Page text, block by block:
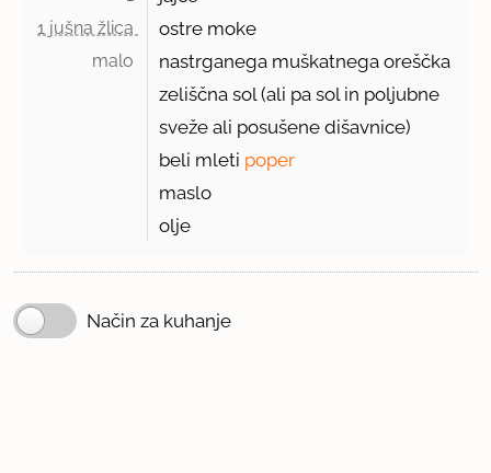
1 jušna žlica ostre moke
malo
nastrganega muškatnega oreščka
zeliščna sol (ali pa sol in poljubne
sveže ali posušene dišavnice)
beli mleti poper
maslo
olje
Način za kuhanje